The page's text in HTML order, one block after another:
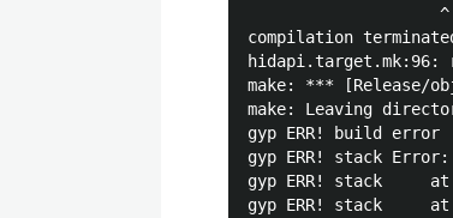
                    ^
compilation
make: *** [Release/
make: Leaving
gyp ERR! build error
gyp ERR! stack
gyp ERR! stack     at
gyp ERR! stack     at